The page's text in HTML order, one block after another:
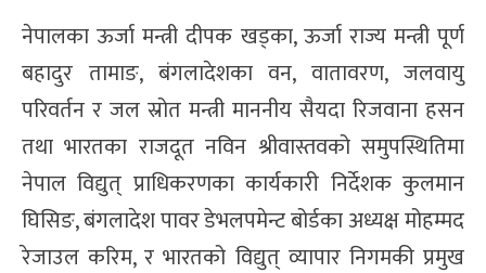
नेपालका ऊर्जा मन्त्री दीपक खड्का, ऊर्जा राज्य मन्त्री पूर्ण
बहादुर तामाङ, बंगलादेशका वन, वातावरण, जलवायु
परिवर्तन र जल स्रोत मन्त्री माननीय सैयदा रिजवाना हसन
तथा भारतका राजदूत नविन श्रीवास्तवको समुपस्थितिमा
नेपाल विद्युत् प्राधिकरणका कार्यकारी निर्देशक कुलमान
घिसिङ, बंगलादेश पावर डेभलपमेन्ट बोर्डका अध्यक्ष मोहम्मद
रेजाउल करिम, र भारतको विद्युत् व्यापार निगमकी प्रमुख